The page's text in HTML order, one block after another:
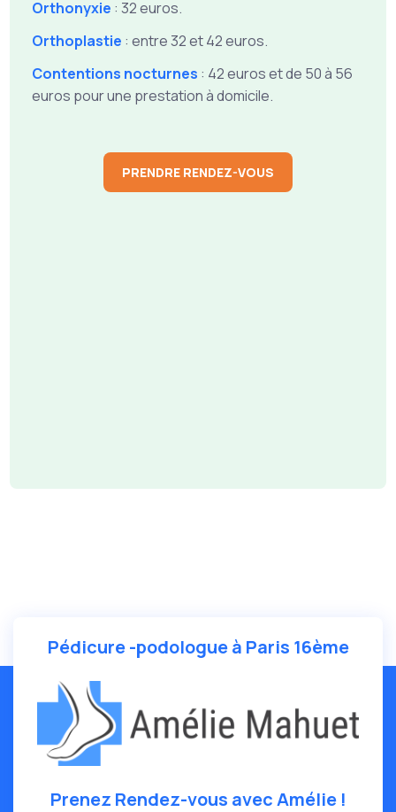
Orthonyxie : 32 euros.
Orthoplastie : entre 32 et 42 euros.
Contentions nocturnes : 42 euros et de 50 à 56
euros pour une prestation à domicile.
PRENDRE RENDEZ-VOUS
Pédicure -podologue à Paris 16ème
Prenez Rendez-vous avec Amélie !